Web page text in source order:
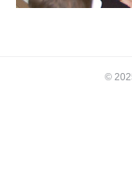
©